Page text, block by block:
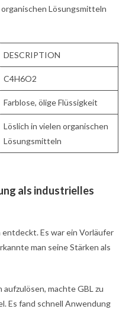
Lösungsmitteln
DESCRIPTION
C4H6O2
Farblose, ölige Flüssigkeit
Löslich in vielen organischen
Lösungsmitteln
als industrielles
Es war ein Vorläufer
man seine Stärken als
machte GBL zu
Es fand schnell Anwendung